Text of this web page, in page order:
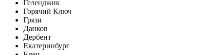
Геленджик
Горячий Ключ
Грязи
Данков
Дербент
Екатеринбург